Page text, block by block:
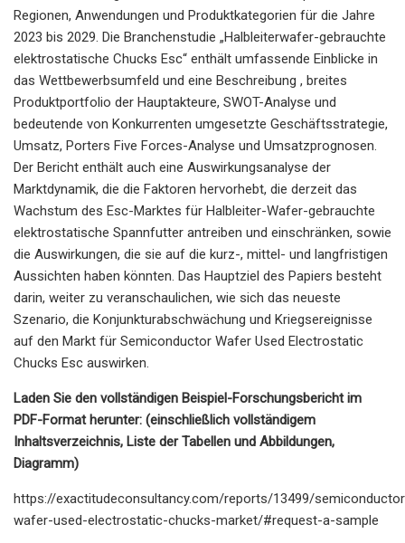
Regionen, Anwendungen und Produktkategorien für die Jahre
2023 bis 2029. Die Branchenstudie „Halbleiterwafer-gebrauchte
elektrostatische Chucks Esc“ enthält umfassende Einblicke in
das Wettbewerbsumfeld und eine Beschreibung , breites
Produktportfolio der Hauptakteure, SWOT-Analyse und
bedeutende von Konkurrenten umgesetzte Geschäftsstrategie,
Umsatz, Porters Five Forces-Analyse und Umsatzprognosen.
Der Bericht enthält auch eine Auswirkungsanalyse der
Marktdynamik, die die Faktoren hervorhebt, die derzeit das
Wachstum des Esc-Marktes für Halbleiter-Wafer-gebrauchte
elektrostatische Spannfutter antreiben und einschränken, sowie
die Auswirkungen, die sie auf die kurz-, mittel- und langfristigen
Aussichten haben könnten. Das Hauptziel des Papiers besteht
darin, weiter zu veranschaulichen, wie sich das neueste
Szenario, die Konjunkturabschwächung und Kriegsereignisse
auf den Markt für Semiconductor Wafer Used Electrostatic
Chucks Esc auswirken.
Laden Sie den vollständigen Beispiel-Forschungsbericht im
PDF-Format herunter: (einschließlich vollständigem
Inhaltsverzeichnis, Liste der Tabellen und Abbildungen,
Diagramm)
https://exactitudeconsultancy.com/reports/13499/
wafer-used-electrostatic-chucks-market/#request-a-sample